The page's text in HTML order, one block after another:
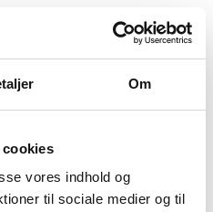
Om
cookies
vores indhold og
til sociale medier og til